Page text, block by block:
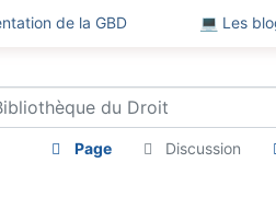
de la GBD 💻 Les
Page Discussion